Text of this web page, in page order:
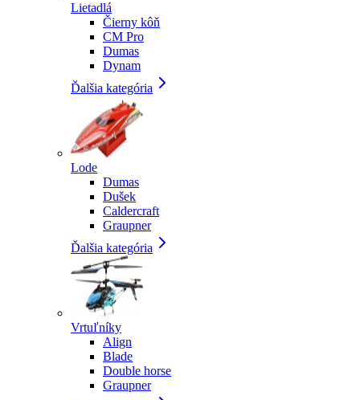
Lietadlá
Čierny kôň
CM Pro
Dumas
Dynam
Ďalšia kategória
Lode
Dumas
Dušek
Caldercraft
Graupner
Ďalšia kategória
Vrtuľníky
Align
Blade
Double horse
Graupner